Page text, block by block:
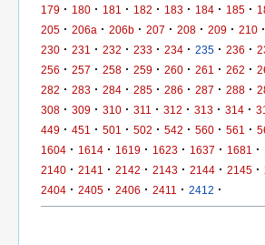
179 · 180 · 181 · 182 · 183 · 184 · 185 ·
205 · 206a · 206b · 207 · 208 · 209 · 210 ·
230 · 231 · 232 · 233 · 234 · 235 · 236 ·
256 · 257 · 258 · 259 · 260 · 261 · 262 ·
282 · 283 · 284 · 285 · 286 · 287 · 288 ·
308 · 309 · 310 · 311 · 312 · 313 · 314 ·
449 · 451 · 501 · 502 · 542 · 560 · 561 ·
1604 · 1614 · 1619 · 1623 · 1637 · 1681 ·
2140 · 2141 · 2142 · 2143 · 2144 · 2145 ·
2404 · 2405 · 2406 · 2411 · 2412 ·